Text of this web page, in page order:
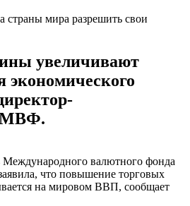
страны мира разрешить свои
увеличивают
экономического
МВФ.
Международного валютного фонда
что повышение торговых
на мировом ВВП, сообщает